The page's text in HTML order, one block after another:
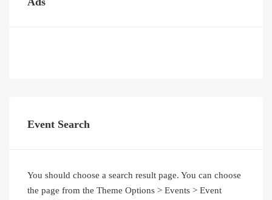
Event Search
You should choose a search result page. You can choose
the page from the Theme Options > Events > Event